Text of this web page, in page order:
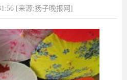
[来源:扬子晚报网]